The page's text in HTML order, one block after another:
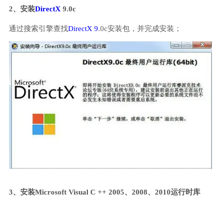
2、安装DirectX 9.0c
通过搜索引擎查找DirectX 9.0c安装包，并完成安装；
3、安装Microsoft Visual C ++ 2005、2008、2010运行时库